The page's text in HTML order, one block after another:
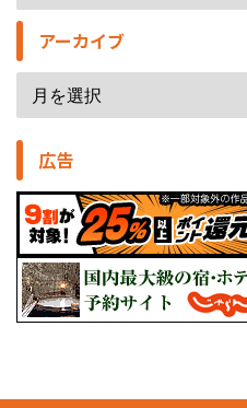
アーカイブ
広告